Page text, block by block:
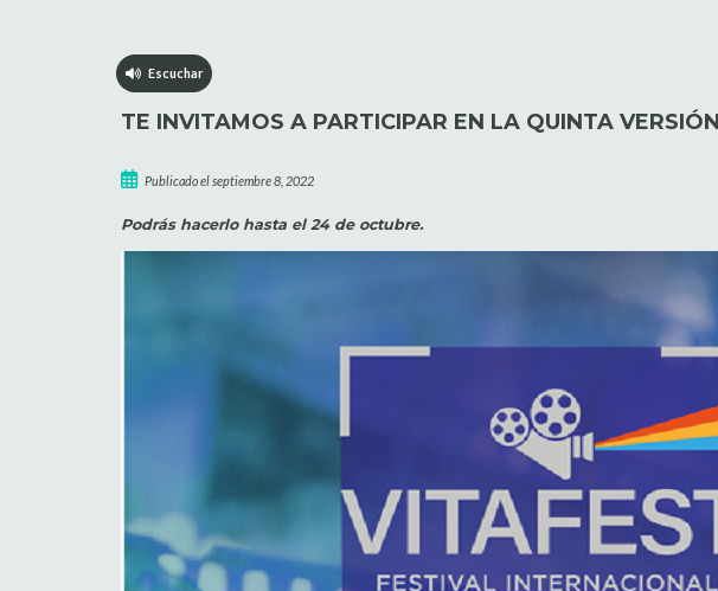
Escuchar
TE INVITAMOS A PARTICIPAR EN LA QUINTA
Publicado el septiembre 8, 2022
Podrás hacerlo hasta el 24 de octubre.